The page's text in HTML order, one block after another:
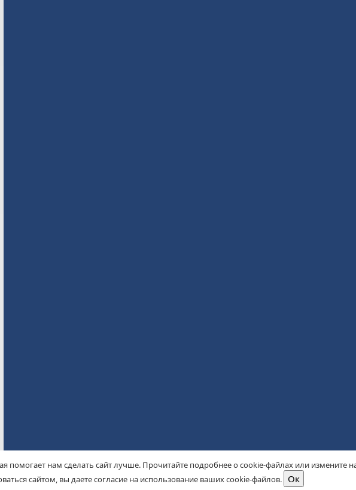
помогает нам сделать сайт лучше. Прочитайте подробнее о cookie-файлах или измените
сайтом, вы даете согласие на использование ваших cookie-файлов.